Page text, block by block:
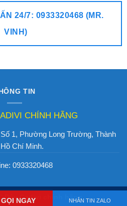
24/7: 0933320468 (MR.
VINH)
TIN
CHÍNH HÃNG
1, Phường Long Trường, Thành
Chí Minh.
0933320468
Dây Cadivi chính hãng
NGAY NHẮN TIN ZALO